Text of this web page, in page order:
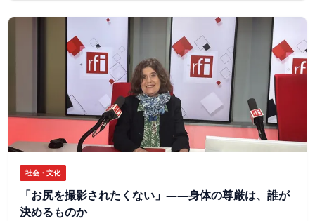
社会・文化
「お尻を撮影されたくない」――身体の尊厳は、誰が
決めるものか